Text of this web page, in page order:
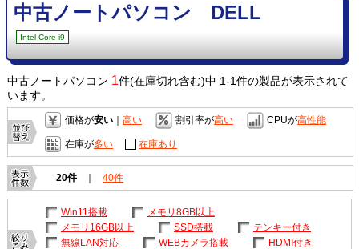
中古ノートパソコン DELL
Intel Core i9
中古ノートパソコン 1件(在庫切れ含む)中 1-1件の製品が表示されて
います。
価格が安い｜ 高い 割引率が高い CPUが高性能
在庫が多い 在庫あり
20件 ｜ 40件
Win11搭載
メモリ8GB以上
メモリ16GB以上
SSD搭載
テンキー付き
無線LAN対応
WEBカメラ搭載
HDMI付き